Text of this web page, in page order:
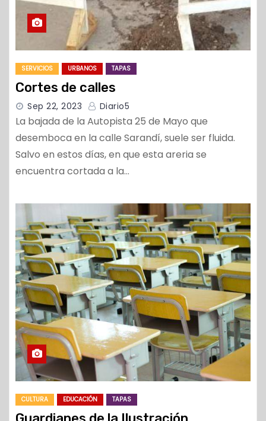
SERVICIOS URBANOS TAPAS
Cortes de calles
Sep 22, 2023 Diario5
La bajada de la Autopista 25 de Mayo que
desemboca en la calle Sarandí, suele ser fluida.
Salvo en estos días, en que esta areria se
encuentra cortada a la…
CULTURA EDUCACIÓN TAPAS